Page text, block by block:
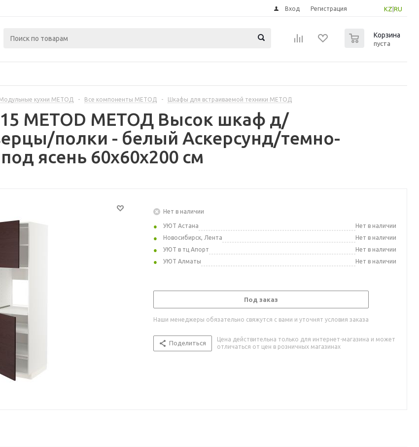
KZ RU
Вход Регистрация
Корзина
пуста
кухни МЕТОД - Все компоненты МЕТОД - Шкафы для встраиваемой техники МЕТОД
METOD МЕТОД Высок шкаф д/
полки - белый Аскерсунд/темно-
ясень 60x60x200 см
Нет в наличии
УЮТ Астана
Нет в наличии
Новосибирск, Лента
Нет в наличии
УЮТ в тц Апорт
Нет в наличии
УЮТ Алматы
Нет в наличии
Под заказ
Наши менеджеры обязательно свяжутся с вами и уточнят условия заказа
Поделиться
Цена действительна только для интернет-магазина и может
отличаться от цен в розничных магазинах